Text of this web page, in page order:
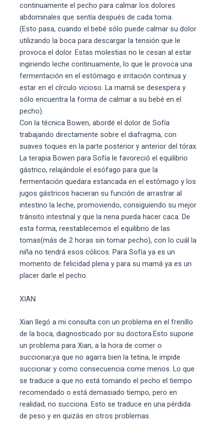
continuamente el pecho para calmar los dolores
abdominales que sentía después de cada toma.
(Esto pasa, cuando el bebé sólo puede calmar su dolor
utilizando la boca para descargar la tensión que le
provoca el dolor. Estas molestias no le cesan al estar
ingiriendo leche continuamente, lo que le provoca una
fermentación en el estómago e irritación continua y
estar en el círculo vicioso. La mamá se desespera y
sólo encuentra la forma de calmar a su bebé en el
pecho).
Con la técnica Bowen, abordé el dolor de Sofía
trabajando directamente sobre el diafragma, con
suaves toques en la parte posterior y anterior del tórax.
La terapia Bowen para Sofía le favoreció el equilibrio
gástrico, relajándole el esófago para que la
fermentación quedara estancada en el estómago y los
jugos gástricos hacieran su función de arrastrar al
intestino la leche, promoviendo, consiguiendo su mejor
tránsito intestinal y que la nena pueda hacer caca. De
esta forma, reestablecemos el equilibrio de las
tomas(más de 2 horas sin tomar pecho), con lo cuál la
niña no tendrá esos cólicos. Para Sofía ya es un
momento de felicidad plena y para su mamá ya es un
placer darle el pecho.
XIAN
Xian llegó a mi consulta con un problema en el frenillo
de la boca, diagnosticado por su doctora.Esto supone
un problema para Xian, a la hora de comer o
succionar,ya que no agarra bien la tetina, le impide
succionar y como consecuencia come menos. Lo que
se traduce a que no está tomando el pecho el tiempo
recomendado o está demasiado tiempo, pero en
realidad, no succiona. Esto se traduce en una pérdida
de peso y en quizás en otros problemas.